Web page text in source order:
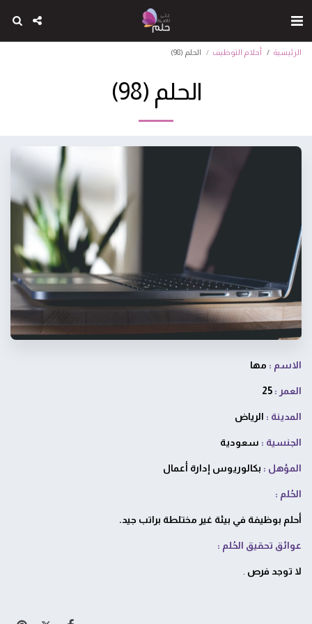
الرئيسية أحلام التوظيف الحلم (98)
الحلم (98)
الاسم : مها
العمر :
المدينة : الرياض
الجنسية : سعودية
المؤهل : بكالوريوس إدارة أعمال
الحُلم :
أحلم بوظيفة في بيئة غير مختلطة براتب جيد.
عوائق تحقيق الحُلم :
لا توجد فرص .